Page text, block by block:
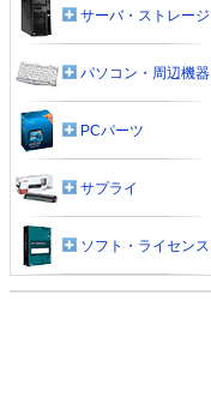
サーバ・ストレージ
パソコン・周辺機器
PCパーツ
サプライ
ソフト・ライセンス